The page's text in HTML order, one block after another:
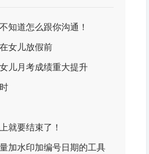
知道怎么跟你沟通！
女儿放假前
儿月考成绩重大提升
就要结束了！
加水印加编号日期的工具